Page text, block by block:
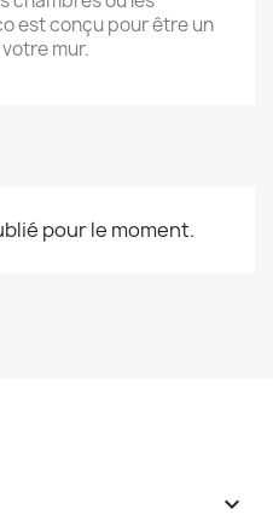
est conçu pour être un
mur.
pour le moment.
